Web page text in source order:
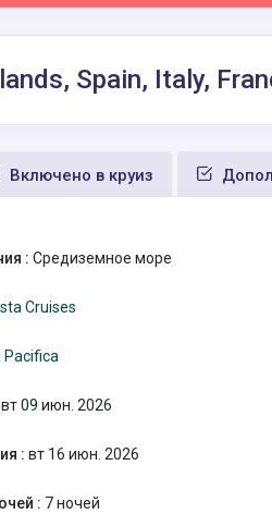
Spain, Italy,
Включено в круиз
: Средиземное море
Cruises
Pacifica
вт 09 июн. 2026
: вт 16 июн. 2026
: 7 ночей